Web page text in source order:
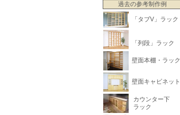
過去の参考制作例
「タブV」ラック
「列段」ラック
壁面本棚・ラック
壁面キャビネット
カウンター下
ラック